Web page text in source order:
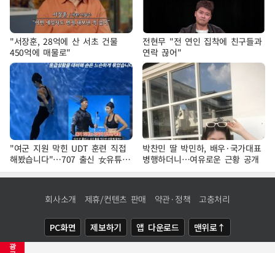
광
"서장훈, 28억에 산 서초 건물
450억에 매물로"
전현무 "전 연인 집착에 친구들과
연락 끊어"
"여군 지원 막힌 UDT 훈련 직접
해봤습니다"…707 출신 女유튜버
'완벽 소화'
박찬민 딸 박민하, 배우·국가대표
병행하더니…여유로운 근황 공개
회사소개 제휴/컨텐츠 판매 약관·정책 고충처리
PC화면 제보하기 앱 다운로드 맨위로↑